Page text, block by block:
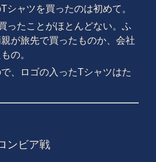
シャツを買ったのは初めて。
ったことがほとんどない。ふ
が旅先で買ったものか、会社
の。
、ロゴの入ったTシャツはた
ンビア戦